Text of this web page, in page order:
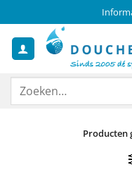
naar
inhoud
Zoeken
Producten